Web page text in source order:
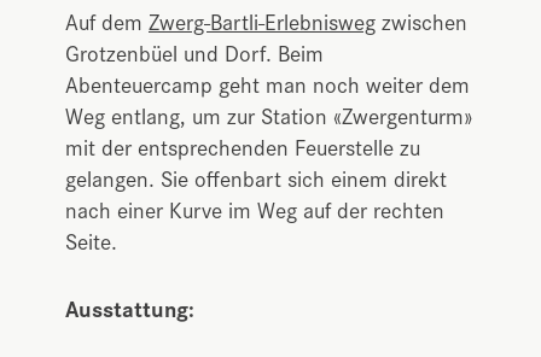
Auf dem Zwerg-Bartli-Erlebniswegzwischen
Grotzenbüel und Dorf. Beim
Abenteuercamp geht man noch weiter dem
Weg entlang, um zur Station «Zwergenturm»
mit der entsprechenden Feuerstelle zu
gelangen. Sie offenbart sich einem direkt
nach einer Kurve im Weg auf der rechten
Seite.
Ausstattung: